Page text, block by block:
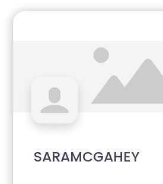
SARAMCGAHEY